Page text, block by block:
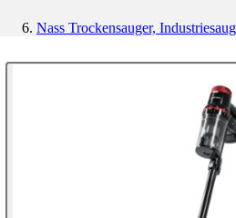
Nass Trockensauger,